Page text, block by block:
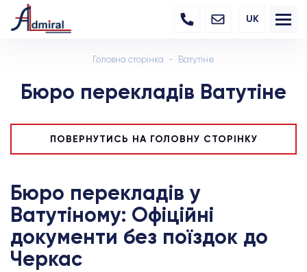
UK
Головна сторінка Ватутіне
Бюро перекладів Ватутіне
ПОВЕРНУТИСЬ НА ГОЛОВНУ СТОРІНКУ
Бюро перекладів у
Ватутіному: Офіційні
документи без поїздок до
Черкас